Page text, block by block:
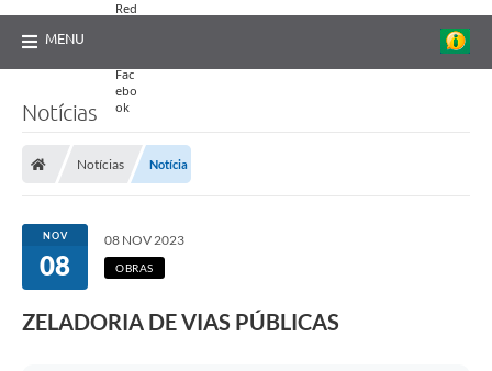
MENU
Notícias
Notícias Notícia
NOV
08
08 NOV 2023
OBRAS
ZELADORIA DE VIAS PÚBLICAS